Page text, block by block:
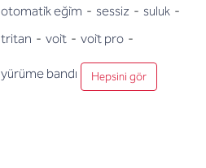
otomati̇k eği̇m - sessiz - suluk -
tritan - voi̇t - voi̇t pro -
yürüme bandı Hepsini gör